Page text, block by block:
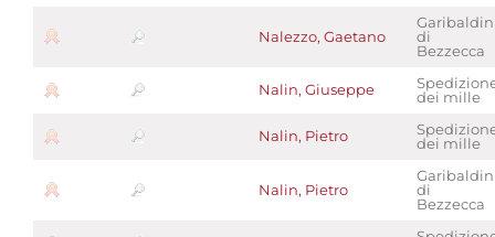
Nalezzo, Gaetano
di
Bezzecca
Nalin, Giuseppe
dei mille
Nalin, Pietro
dei mille
Nalin, Pietro
di
Bezzecca